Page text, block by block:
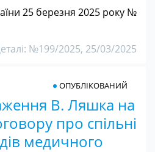
25 березня 2025 року №
№199/2025, 25/03/2025
В. Ляшка на
про спільні
медичного
ОПУБЛІКОВАНИЙ